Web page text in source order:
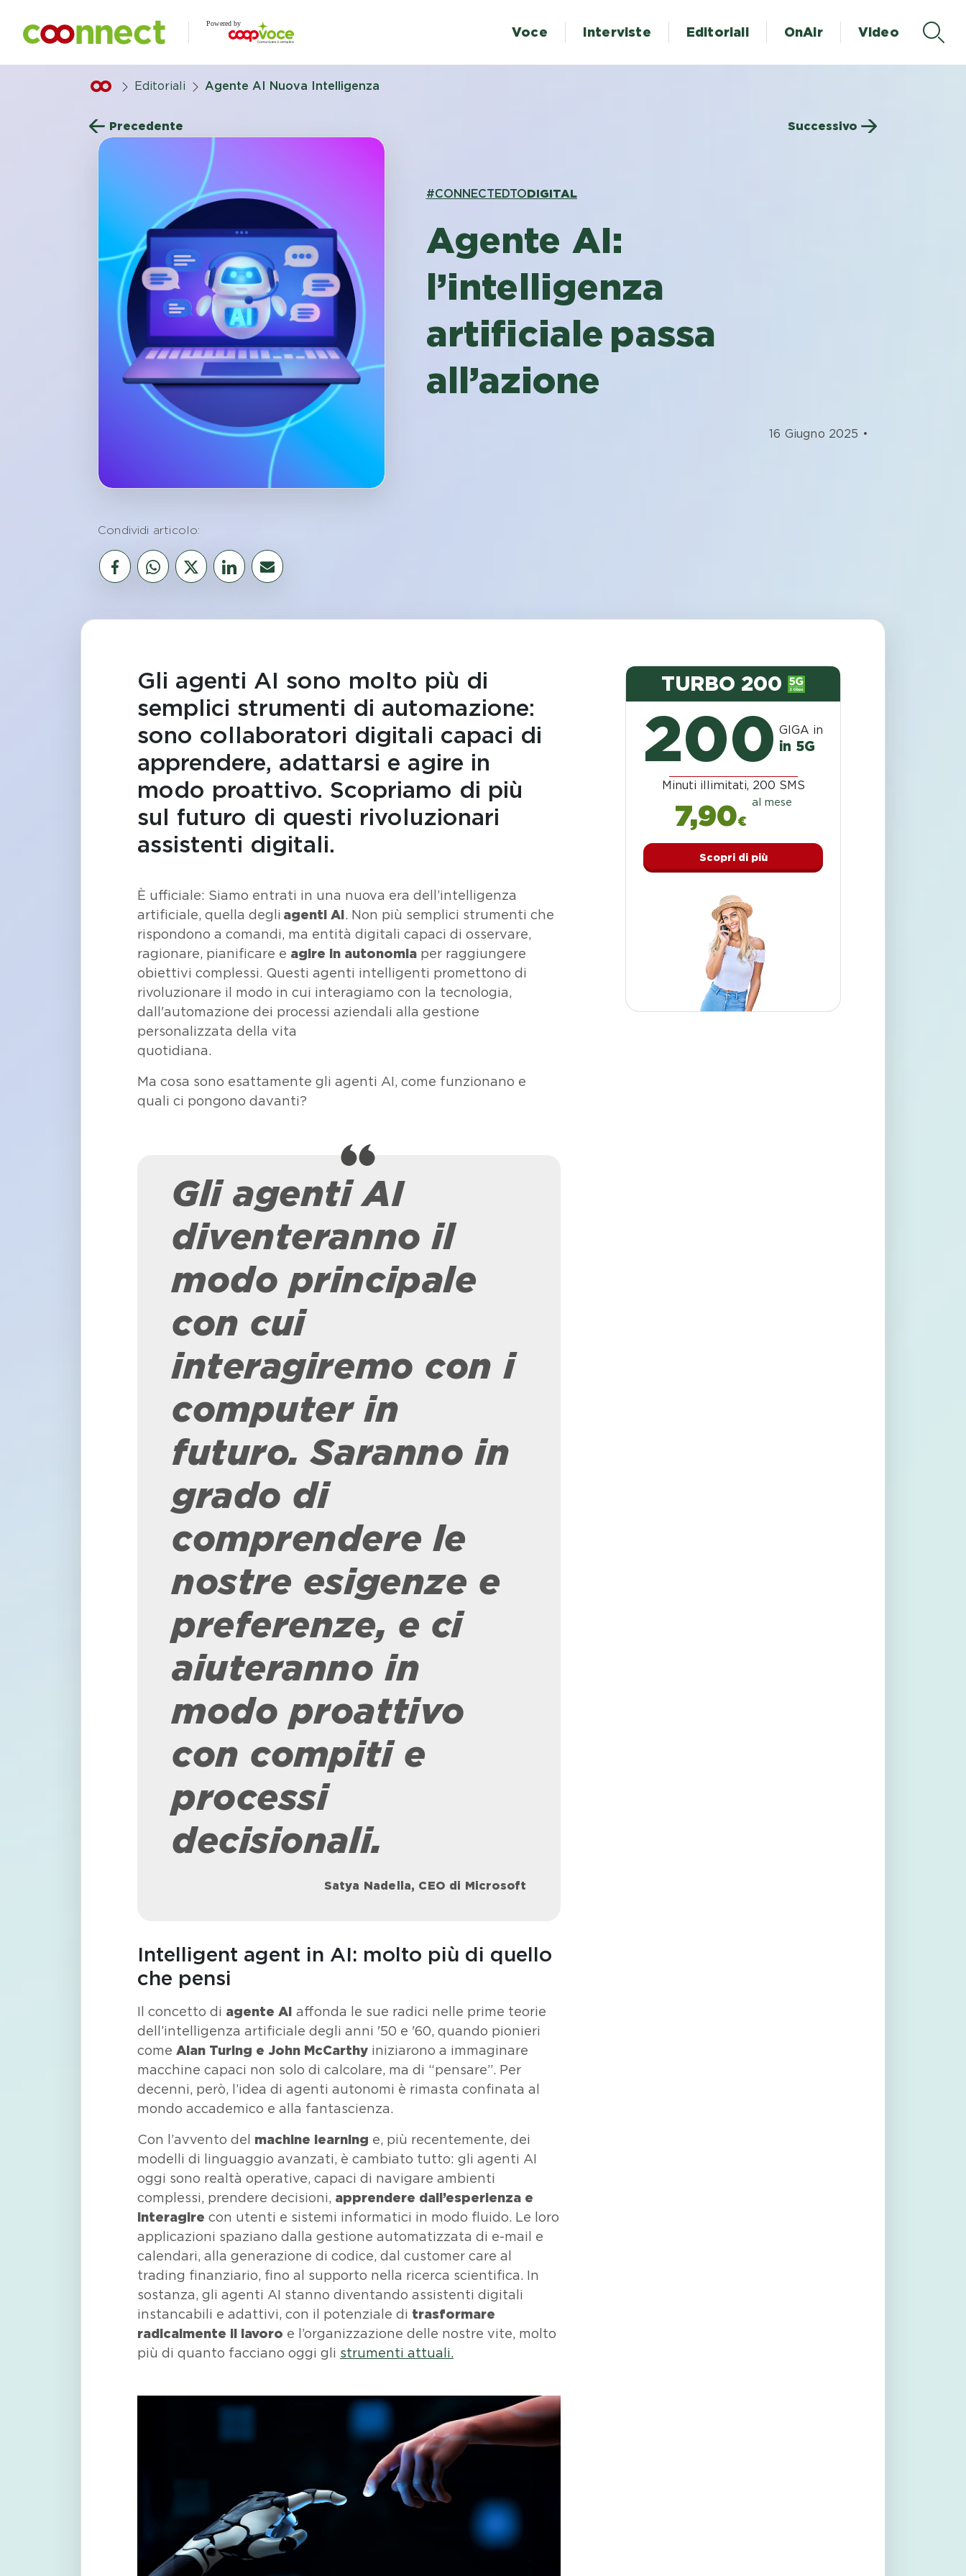
Voce Interviste Editoriali OnAir Video
Editoriali Agente AI Nuova Intelligenza
Precedente Successivo
#CONNECTEDTODIGITAL
Agente AI:
l’intelligenza
artificiale passa
all’azione
16 Giugno 2025 •
Condividi articolo:
Gli agenti AI sono molto più di
semplici strumenti di automazione:
sono collaboratori digitali capaci di
apprendere, adattarsi e agire in
modo proattivo. Scopriamo di più
sul futuro di questi rivoluzionari
assistenti digitali.
È ufficiale: Siamo entrati in una nuova era dell’intelligenza
artificiale, quella degli agenti AI. Non più semplici strumenti che
rispondono a comandi, ma entità digitali capaci di osservare,
ragionare, pianificare e agire in autonomia per raggiungere
obiettivi complessi. Questi agenti intelligenti promettono di
rivoluzionare il modo in cui interagiamo con la tecnologia,
dall'automazione dei processi aziendali alla gestione
personalizzata della vita
quotidiana.
Ma cosa sono esattamente gli agenti AI, come funzionano e
quali ci pongono davanti?
Gli agenti AI
diventeranno il
modo principale
con cui
interagiremo con i
computerin
futuro. Saranno in
grado di
comprendere le
nostre esigenze e
preferenze, e ci
aiuteranno in
modo proattivo
con compiti e
processi
decisionali.
Satya Nadella, CEO di Microsoft
Intelligent agent in AI: molto più di quello
che pensi
Il concetto di agente AI affonda le sue radici nelle prime teorie
dell’intelligenza artificiale degli anni '50 e '60, quando pionieri
come Alan Turing e John McCarthy iniziarono a immaginare
macchine capaci non solo di calcolare, ma di “pensare”. Per
decenni, però, l’idea di agenti autonomi è rimasta confinata al
mondo accademico e alla fantascienza.
Con l’avvento del machine learning e, più recentemente, dei
modelli di linguaggio avanzati, è cambiato tutto: gli agenti AI
oggi sono realtà operative, capaci di navigare ambienti
complessi, prendere decisioni, apprendere dall’esperienza e
interagire con utenti e sistemi informatici in modo fluido. Le loro
applicazioni spaziano dalla gestione automatizzata di e-mail
e
calendari, alla generazione di codice, dal customer care al
trading finanziario, fino al supporto nella ricerca scientifica. In
sostanza, gli agenti AI stanno diventando assistenti digitali
instancabili e adattivi, con il potenziale di trasformare
radicalmente il lavoro e l’organizzazione delle nostre vite, molto
più di quanto facciano oggi gli strumenti attuali.
TURBO 200
200 GIGA in
in 5G
Minuti illimitati, 200 SMS
7,90€
al mese
Scopri di più